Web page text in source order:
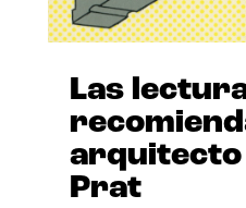
Las
arquitecto
Prat